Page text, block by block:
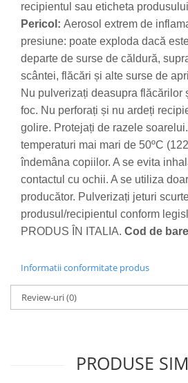
recipientul sau eticheta
Pericol: Aerosol extrem de
presiune: poate exploda dacă
departe de surse de căldură,
scântei, flăcări și alte surse de
Nu pulverizați deasupra flăcărilor
foc. Nu perforați și nu ardeți
golire. Protejați de razele
temperaturi mai mari de 50ºC
îndemâna copiilor. A se evita
contactul cu ochii. A se utiliza
producător. Pulverizați jeturi
produsul/recipientul conform
PRODUS ÎN ITALIA. Cod de
Informatii conformitate produs
Review-uri(0)
PRODUSE